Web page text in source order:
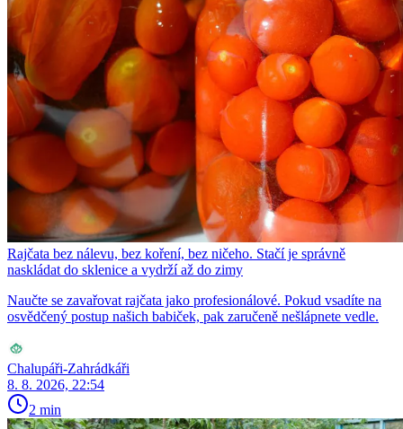
Rajčata bez nálevu, bez koření, bez ničeho. Stačí je správně
naskládat do sklenice a vydrží až do zimy
Naučte se zavařovat rajčata jako profesionálové. Pokud vsadíte na
osvědčený postup našich babiček, pak zaručeně nešlápnete vedle.
Chalupáři-Zahrádkáři
8. 8. 2026, 22:54
2 min